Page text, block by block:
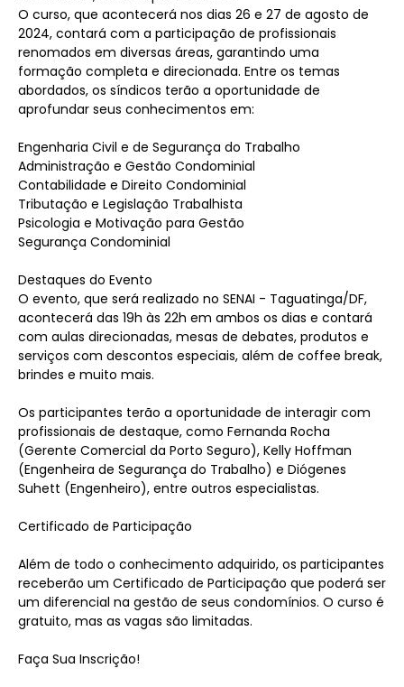
O curso, que acontecerá nos dias 26 e 27 de agosto de
2024, contará com a participação de profissionais
renomados em diversas áreas, garantindo uma
formação completa e direcionada. Entre os temas
abordados, os síndicos terão a oportunidade de
aprofundar seus conhecimentos em:
Engenharia Civil e de Segurança do Trabalho
Administração e Gestão Condominial
Contabilidade e Direito Condominial
Tributação e Legislação Trabalhista
Psicologia e Motivação para Gestão
Segurança Condominial
Destaques do Evento
O evento, que será realizado no SENAI - Taguatinga/DF,
acontecerá das 19h às 22h em ambos os dias e contará
com aulas direcionadas, mesas de debates, produtos e
serviços com descontos especiais, além de coffee break,
brindes e muito mais.
Os participantes terão a oportunidade de interagir com
profissionais de destaque, como Fernanda Rocha
(Gerente Comercial da Porto Seguro), Kelly Hoffman
(Engenheira de Segurança do Trabalho) e Diógenes
Suhett (Engenheiro), entre outros especialistas.
Certificado de Participação
Além de todo o conhecimento adquirido, os participantes
receberão um Certificado de Participação que poderá ser
um diferencial na gestão de seus condomínios. O curso é
gratuito, mas as vagas são limitadas.
Faça Sua Inscrição!